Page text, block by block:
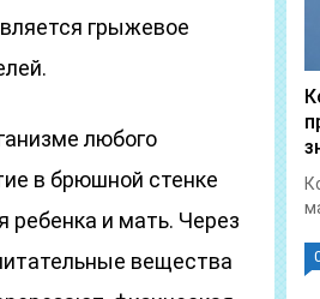
грыжевое
любого
в брюшной стенке
ребенка и мать. Через
вещества